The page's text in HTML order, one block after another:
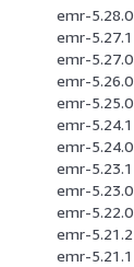
emr-5.28.0
emr-5.27.1
emr-5.27.0
emr-5.26.0
emr-5.25.0
emr-5.24.1
emr-5.24.0
emr-5.23.1
emr-5.23.0
emr-5.22.0
emr-5.21.2
emr-5.21.1